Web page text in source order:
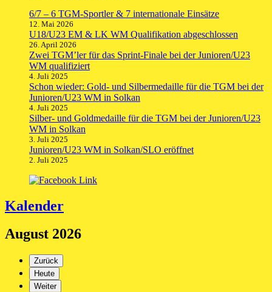
6/7 – 6 TGM-Sportler & 7 internationale Einsätze
12. Mai 2026
U18/U23 EM & LK WM Qualifikation abgeschlossen
26. April 2026
Zwei TGM’ler für das Sprint-Finale bei der Junioren/U23
WM qualifiziert
4. Juli 2025
Schon wieder: Gold- und Silbermedaille für die TGM bei der
Junioren/U23 WM in Solkan
4. Juli 2025
Silber- und Goldmedaille für die TGM bei der Junioren/U23
WM in Solkan
3. Juli 2025
Junioren/U23 WM in Solkan/SLO eröffnet
2. Juli 2025
Kalender
August 2026
Zurück
Heute
Weiter